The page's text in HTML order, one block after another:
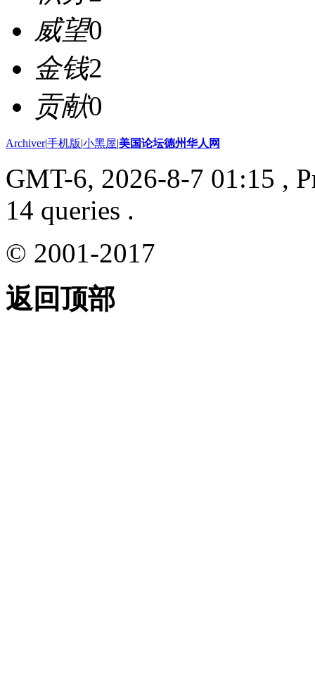
威望0
金钱2
贡献0
Archiver|手机版|小黑屋|美国论坛德州华人网
GMT-6, 2026-8-7 01:15 ,
14 queries .
© 2001-2017
返回顶部